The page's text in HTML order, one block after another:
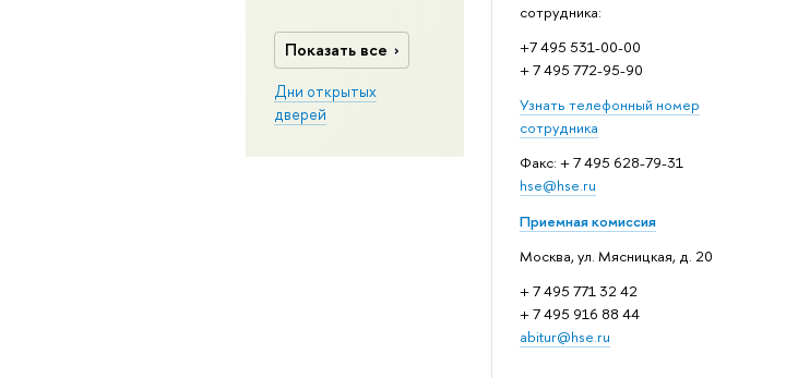
сотрудника:
+7 495 531-00-00
+ 7 495 772-95-90
Узнать телефонный номер
сотрудника
Факс: + 7 495 628-79-31
hse@hse.ru
Приемная комиссия
Москва, ул. Мясницкая, д. 20
+ 7 495 771 32 42
+ 7 495 916 88 44
abitur@hse.ru
Показать все
Дни открытых
дверей